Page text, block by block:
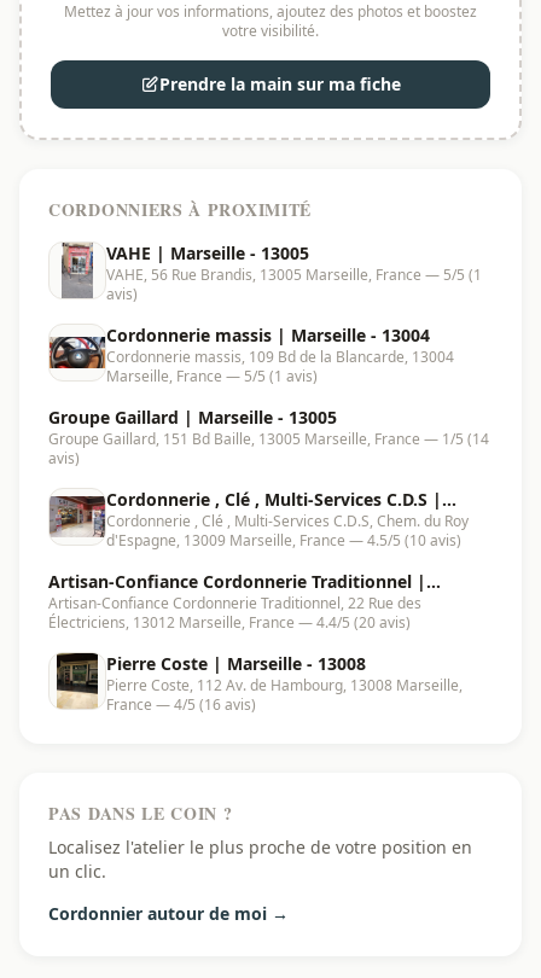
Mettez à jour vos informations, ajoutez des photos et boostez
votre visibilité.
Prendre la main sur ma fiche
CORDONNIERS À PROXIMITÉ
VAHE | Marseille - 13005
VAHE, 56 Rue Brandis, 13005 Marseille, France — 5/5 (1
avis)
Cordonnerie massis | Marseille - 13004
Cordonnerie massis, 109 Bd de la Blancarde, 13004
Marseille, France — 5/5 (1 avis)
Groupe Gaillard | Marseille - 13005
Groupe Gaillard, 151 Bd Baille, 13005 Marseille, France — 1/5 (14
avis)
Cordonnerie , Clé , Multi-Services C.D.S |
Marseille - 13009
Cordonnerie , Clé , Multi-Services C.D.S, Chem. du Roy
d'Espagne, 13009 Marseille, France — 4.5/5 (10 avis)
Artisan-Confiance Cordonnerie Traditionnel |
Marseille - 13012
Artisan-Confiance Cordonnerie Traditionnel, 22 Rue des
Électriciens, 13012 Marseille, France — 4.4/5 (20 avis)
Pierre Coste | Marseille - 13008
Pierre Coste, 112 Av. de Hambourg, 13008 Marseille,
France — 4/5 (16 avis)
PAS DANS LE COIN ?
Localisez l'atelier le plus proche de votre position en
un clic.
Cordonnier autour de moi →